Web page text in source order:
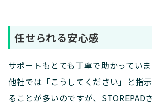
任せられる安心感
サポートもとても丁寧で助かっていま
他社では「こうしてください」と指
ることが多いのですが、STOREPAD